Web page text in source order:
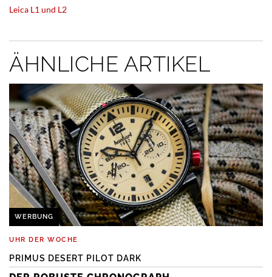
Leica L1 und L2
ÄHNLICHE ARTIKEL
WERBUNG
UHR DER WOCHE
PRIMUS DESERT PILOT DARK